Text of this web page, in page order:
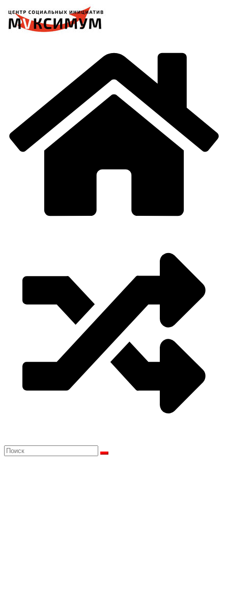
содержимому